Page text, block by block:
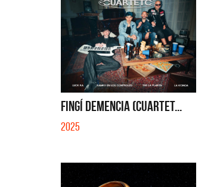
FINGÍ DEMENCIA (CUARTET...
2025